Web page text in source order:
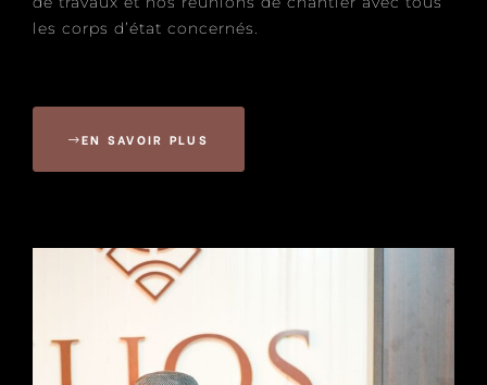
les corps d’état concernés.
EN SAVOIR PLUS